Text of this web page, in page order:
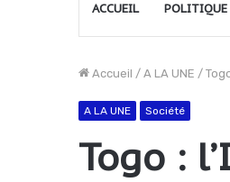
ACCUEIL POLITIQUE
Accueil / A LA UNE /
A LA UNE Société
Togo :